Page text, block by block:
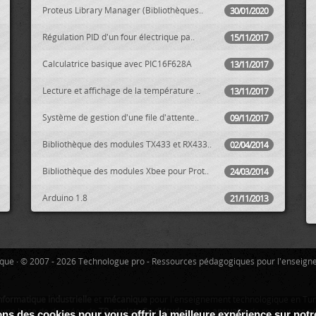
30/01/2020
Proteus Library Manager (Bibliothèques..
15/11/2017
Régulation PID d'un four électrique pa..
13/11/2017
Calculatrice basique avec PIC16F628A
13/11/2017
Lecture et affichage de la température ..
09/11/2017
Système de gestion d'une file d'attente..
02/04/2014
Bibliothèque des modules TX433 et RX433..
24/03/2014
Bibliothèque des modules Xbee pour Prot..
21/11/2013
Arduino 1.8
· © 2007 - 2026 Technologue pro - Ressources pédagogiques pour
informatique industrielle mécanique
base de données deTP,projets fin d'étudeset unannuairede ressources